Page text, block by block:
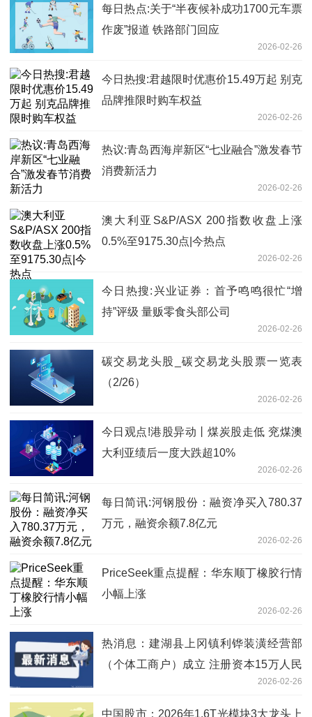
每日热点:关于“半夜候补成功1700元车票
作废”报道 铁路部门回应
2026-02-26
今日热搜:君越限时优惠价15.49万起 别克
品牌推限时购车权益
2026-02-26
热议:青岛西海岸新区“七业融合”激发春节
消费新活力
2026-02-26
澳大利亚S&P/ASX 200指数收盘上涨
0.5%至9175.30点|今热点
2026-02-26
今日热搜:兴业证券：首予鸣鸣很忙“增
持”评级 量贩零食头部公司
2026-02-26
碳交易龙头股_碳交易龙头股票一览表
（2/26）
2026-02-26
今日观点!港股异动丨煤炭股走低 兖煤澳
大利亚绩后一度大跌超10%
2026-02-26
每日简讯:河钢股份：融资净买入780.37
万元，融资余额7.8亿元
2026-02-26
PriceSeek重点提醒：华东顺丁橡胶行情
小幅上涨
2026-02-26
热消息：建湖县上冈镇利铧装潢经营部
（个体工商户）成立 注册资本15万人民
2026-02-26
中国股市：2026年1.6T光模块3大龙头上